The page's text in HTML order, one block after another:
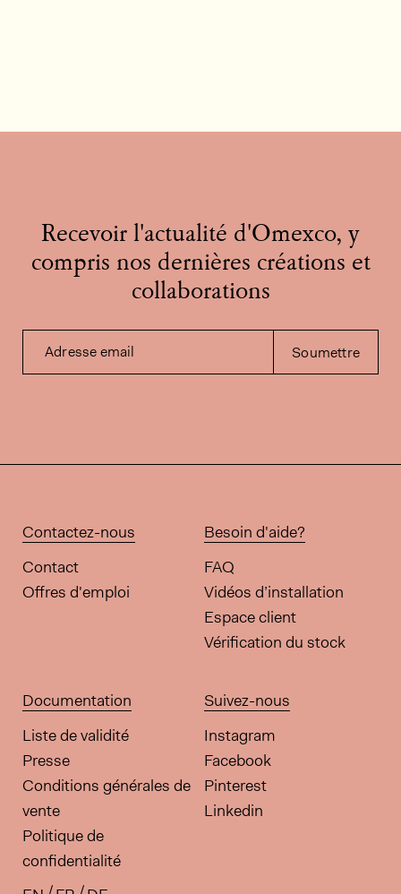
Recevoir l'actualité d'Omexco, y
compris nos dernières créations et
collaborations
Adresse email Soumettre
Contactez-nous
Contact
Offres d'emploi
Besoin d'aide?
FAQ
Vidéos d’installation
Espace client
Vérification du stock
Documentation
Liste de validité
Presse
Conditions générales de
vente
Politique de
confidentialité
Suivez-nous
Instagram
Facebook
Pinterest
Linkedin